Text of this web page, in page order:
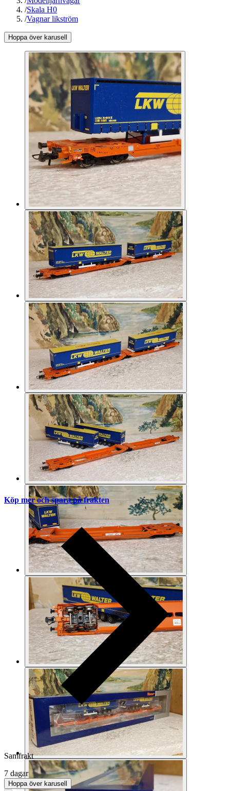
/Skala H0
/Vagnar likström
Hoppa över karusell
Köp mer och spara på frakten
Samfrakt
7 dagar
Hoppa över karusell